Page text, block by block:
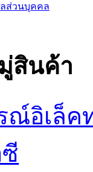
ส่วนบุคคล
สินค้า
ณ์อิเล็ค